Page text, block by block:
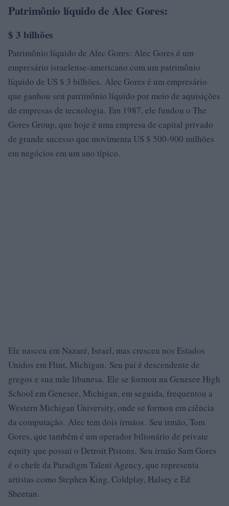
Patrimônio líquido de Alec Gores:
$ 3 bilhões
Patrimônio líquido de Alec Gores: Alec Gores é um
empresário israelense-americano com um patrimônio
líquido de US $ 3 bilhões. Alec Gores é um empresário
que ganhou seu patrimônio líquido por meio de aquisições
de empresas de tecnologia. Em 1987, ele fundou o The
Gores Group, que hoje é uma empresa de capital privado
de grande sucesso que movimenta US $ 500-900 milhões
em negócios em um ano típico.
Ele nasceu em Nazaré, Israel, mas cresceu nos Estados
Unidos em Flint, Michigan. Seu pai é descendente de
gregos e sua mãe libanesa. Ele se formou na Genesee High
School em Genesee, Michigan, em seguida, frequentou a
Western Michigan University, onde se formou em ciência
da computação. Alec tem dois irmãos. Seu irmão, Tom
Gores, que também é um operador bilionário de private
equity que possui o Detroit Pistons. Seu irmão Sam Gores
é o chefe da Paradigm Talent Agency, que representa
artistas como Stephen King, Coldplay, Halsey e Ed
Sheeran.